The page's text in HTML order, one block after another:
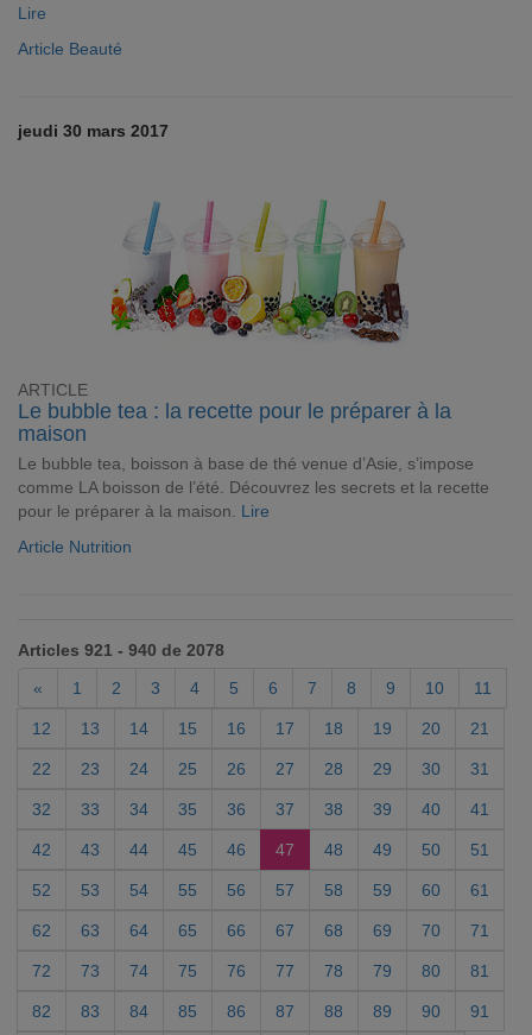
Lire
Article Beauté
jeudi 30 mars 2017
ARTICLE
Le bubble tea : la recette pour le préparer à la
maison
Le bubble tea, boisson à base de thé venue d’Asie, s’impose
comme LA boisson de l’été. Découvrez les secrets et la recette
pour le préparer à la maison. Lire
Article Nutrition
Articles 921 - 940 de 2078
«
1 2 3 4 5 6 7 8 9 10 11
12 13 14 15 16 17 18 19 20 21
22 23 24 25 26 27 28 29 30 31
32 33 34 35 36 37 38 39 40 41
42 43 44 45 46 47 48 49 50 51
52 53 54 55 56 57 58 59 60 61
62 63 64 65 66 67 68 69 70 71
72 73 74 75 76 77 78 79 80 81
82 83 84 85 86 87 88 89 90 91